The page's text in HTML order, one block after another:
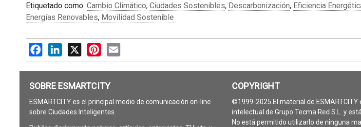
Etiquetado como: Cambio Climático, Ciudades Sostenibles, Descarbonización, Eficiencia
Energías Renovables, Movilidad Sostenible
FacebookLinkedIn
X PinterestEmail
SOBRE ESMARTCITY
ESMARTCITY es el principal medio de comunicación on-line
sobre Ciudades Inteligentes.
COPYRIGHT
©1999-2025 El material de ESMARTCITY
intelectual de Grupo Tecma Red S.L. y
No está permitido utilizarlo de ninguna